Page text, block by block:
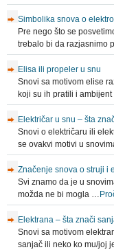
Simbolika snova o
Pre nego što se
trebalo bi da razjasnimo
Elisa ili propeler u snu
Snovi sa motivom elise
koji su ih pratili i
Električar u snu – šta
Snovi o električaru ili
se ovakvi motivi u
Značenje snova o struji i
Svi znamo da je u
možda ne bi mogla …
Elektrana – šta znači
Snovi sa motivom
sanjač ili neko ko mu/joj